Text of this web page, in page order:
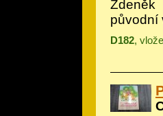
Zdeněk
původní
D182,